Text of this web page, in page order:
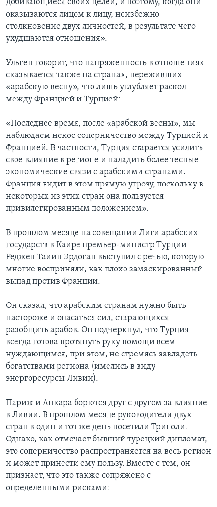
добивающиеся своих целей, и поэтому, когда они
оказываются лицом к лицу, неизбежно
столкновение двух личностей, в результате чего
ухудшаются отношения».
Ульген говорит, что напряженность в отношениях
сказывается также на странах, переживших
«арабскую весну», что лишь углубляет раскол
между Францией и Турцией:
«Последнее время, после «арабской весны», мы
наблюдаем некое соперничество между Турцией и
Францией. В частности, Турция старается усилить
свое влияние в регионе и наладить более тесные
экономические связи с арабскими странами.
Франция видит в этом прямую угрозу, поскольку в
некоторых из этих стран она пользуется
привилегированным положением».
В прошлом месяце на совещании Лиги арабских
государств в Каире премьер-министр Турции
Реджеп Тайип Эрдоган выступил с речью, которую
многие восприняли, как плохо замаскированный
выпад против Франции.
Он сказал, что арабским странам нужно быть
настороже и опасаться сил, старающихся
разобщить арабов. Он подчеркнул, что Турция
всегда готова протянуть руку помощи всем
нуждающимся, при этом, не стремясь завладеть
богатствами региона (имелись в виду
энергоресурсы Ливии).
Париж и Анкара борются друг с другом за влияние
в Ливии. В прошлом месяце руководители двух
стран в один и тот же день посетили Триполи.
Однако, как отмечает бывший турецкий дипломат,
это соперничество распространяется на весь регион
и может принести ему пользу. Вместе с тем, он
признает, что это также сопряжено с
определенными рисками: